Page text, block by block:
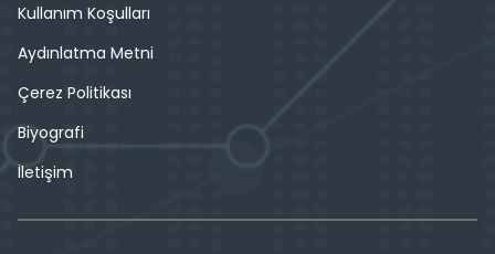
Kullanım Koşulları
Aydınlatma Metni
Çerez Politikası
Biyografi
İletişim